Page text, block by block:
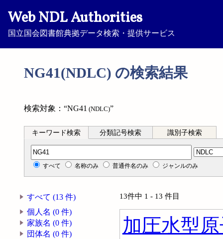
Web NDL Authorities
国立国会図書館典拠データ検索・提供サービス
NG41(NDLC) の検索結果
検索対象：“NG41 (NDLC)”
キーワード検索 分類記号検索 識別子検索
分類記号検索
すべて 名称のみ 普通件名のみ ジャンルのみ
すべて (13 件)
個人名 (0 件)
家族名 (0 件)
団体名 (0 件)
13件中 1 - 13 件目
加圧水型